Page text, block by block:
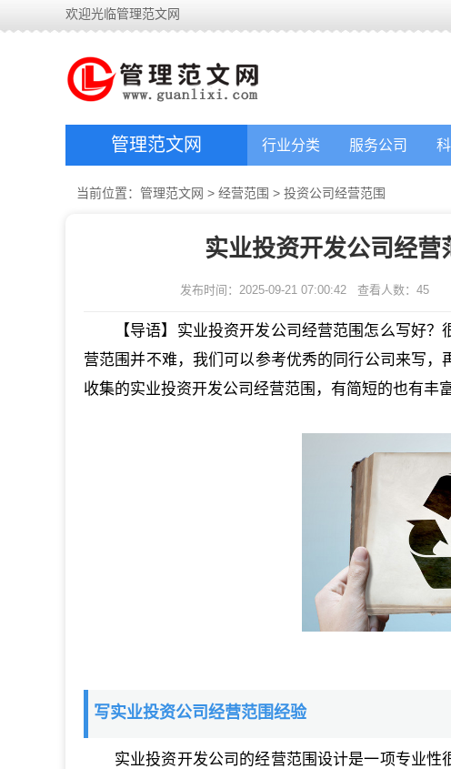
欢迎光临管理范文网
管理范文网 行业分类 服务公司
当前位置： 管理范文网 > 经营范围 > 投资公司经营范围
实业投资开发公司经营
发布时间：2025-09-21 07:00:42 查看人数： 45
【导语】实业投资开发公司经营范围怎么写好
营范围并不难，我们可以参考优秀的同行公司来写
收集的实业投资开发公司经营范围，有简短的也有丰
写实业投资公司经营范围经验
实业投资开发公司的经营范围设计是一项专业